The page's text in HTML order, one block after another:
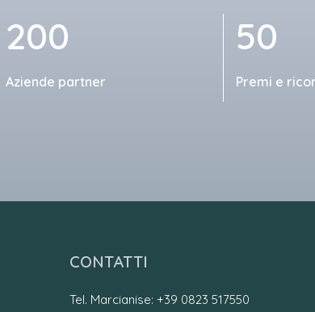
200
Aziende partner
50
Premi e
CONTATTI
Tel. Marcianise: +39 0823 517550